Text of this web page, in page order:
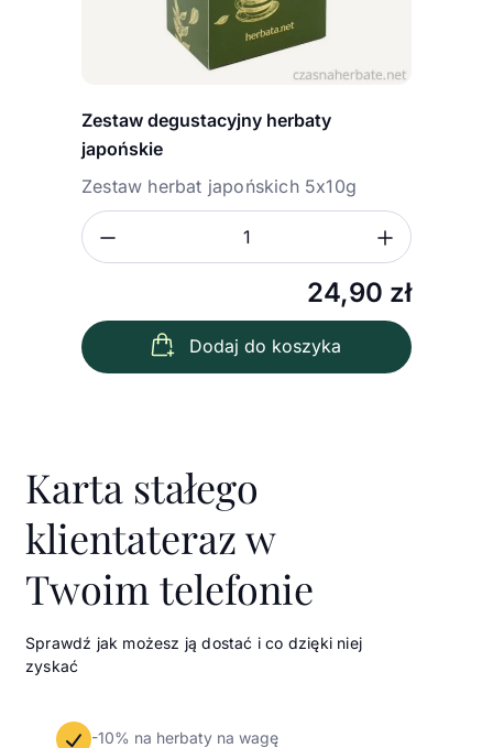
Zestaw degustacyjny herbaty
japońskie
Zestaw herbat japońskich 5x10g
24,90 zł
Zmniejsz ilość
Dodaj do koszyka
Karta stałego
klientateraz w
Twoim telefonie
Sprawdź jak możesz ją dostać i co dzięki niej
zyskać
-10% na herbaty na wagę